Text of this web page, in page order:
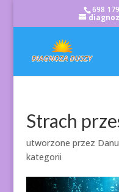
698
Strach
utworzone przez
kategorii